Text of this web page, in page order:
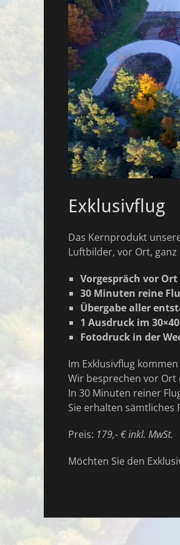
Exklusivflug
Das Kernprodukt
Luftbilder, vor Ort, ganz
Vorgespräch vor Ort
30 Minuten reine
Übergabe aller
1 Ausdruck im
Fotodruck in der
Im Exklusivflug
Wir besprechen vor
In 30 Minuten reiner
Sie erhalten sämtliches
Preis: 179,- € inkl. MwSt.
Möchten Sie den